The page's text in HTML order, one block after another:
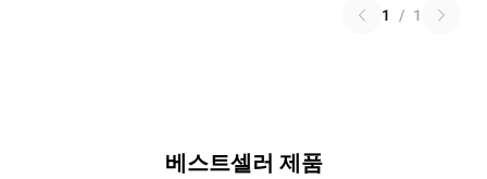
1 / 1
베스트셀러 제품